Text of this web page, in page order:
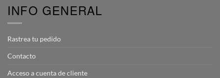
INFO GENERAL
Rastrea tu pedido
Contacto
Acceso a cuenta de cliente